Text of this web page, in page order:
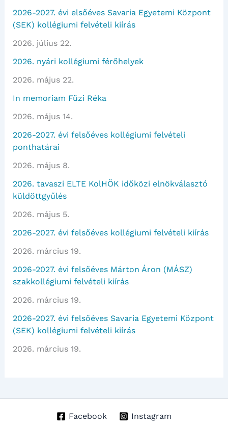
2026-2027. évi elsőéves Savaria Egyetemi Központ
(SEK) kollégiumi felvételi kiírás
2026. július 22.
2026. nyári kollégiumi férőhelyek
2026. május 22.
In memoriam Füzi Réka
2026. május 14.
2026-2027. évi felsőéves kollégiumi felvételi
ponthatárai
2026. május 8.
2026. tavaszi ELTE KolHÖK időközi elnökválasztó
küldöttgyűlés
2026. május 5.
2026-2027. évi felsőéves kollégiumi felvételi kiírás
2026. március 19.
2026-2027. évi felsőéves Márton Áron (MÁSZ)
szakkollégiumi felvételi kiírás
2026. március 19.
2026-2027. évi felsőéves Savaria Egyetemi Központ
(SEK) kollégiumi felvételi kiírás
2026. március 19.
Facebook Instagram